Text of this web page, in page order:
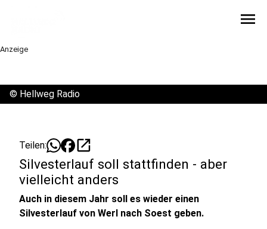
menu
Anzeige
© Hellweg Radio
Teilen: open_in_new
Silvesterlauf soll stattfinden - aber
vielleicht anders
Auch in diesem Jahr soll es wieder einen
Silvesterlauf von Werl nach Soest geben.